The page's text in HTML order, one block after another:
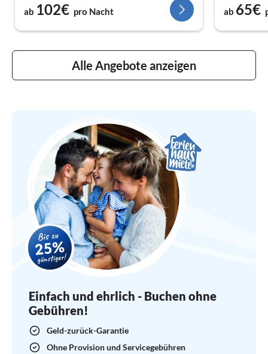
ab 102€ pro Nacht ab 65€
Alle Angebote anzeigen
Einfach und ehrlich - Buchen ohne
Gebühren!
Geld-zurück-Garantie
Ohne Provision und Servicegebühren